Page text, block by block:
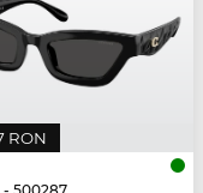
RON